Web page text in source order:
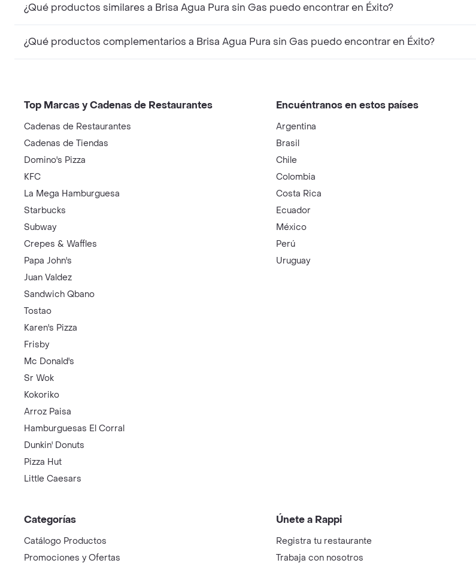
¿Qué productos similares a Brisa Agua Pura sin Gas puedo encontrar en Éxito?
¿Qué productos complementarios a Brisa Agua Pura sin Gas puedo encontrar en Éxito?
Top Marcas y Cadenas de Restaurantes
Cadenas de Restaurantes
Cadenas de Tiendas
Domino's Pizza
KFC
La Mega Hamburguesa
Starbucks
Subway
Crepes & Waffles
Papa John's
Juan Valdez
Sandwich Qbano
Tostao
Karen's Pizza
Frisby
Mc Donald's
Sr Wok
Kokoriko
Arroz Paisa
Hamburguesas El Corral
Dunkin' Donuts
Pizza Hut
Little Caesars
Encuéntranos en estos países
Argentina
Brasil
Chile
Colombia
Costa Rica
Ecuador
México
Perú
Uruguay
Categorías
Catálogo Productos
Promociones y Ofertas
Únete a Rappi
Registra tu restaurante
Trabaja con nosotros